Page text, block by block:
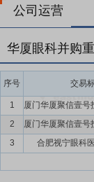
眼科诊疗服务网络
引进和设备采购、
要点10：持续提升
度，品牌知名度和
量。近年来，华厦
卡、乌兹别克斯坦
入推进儿童青少年
升级推出“华厦眼
公司运营
华厦眼科并购
序号 交易
1
2
3
合肥视宁眼科